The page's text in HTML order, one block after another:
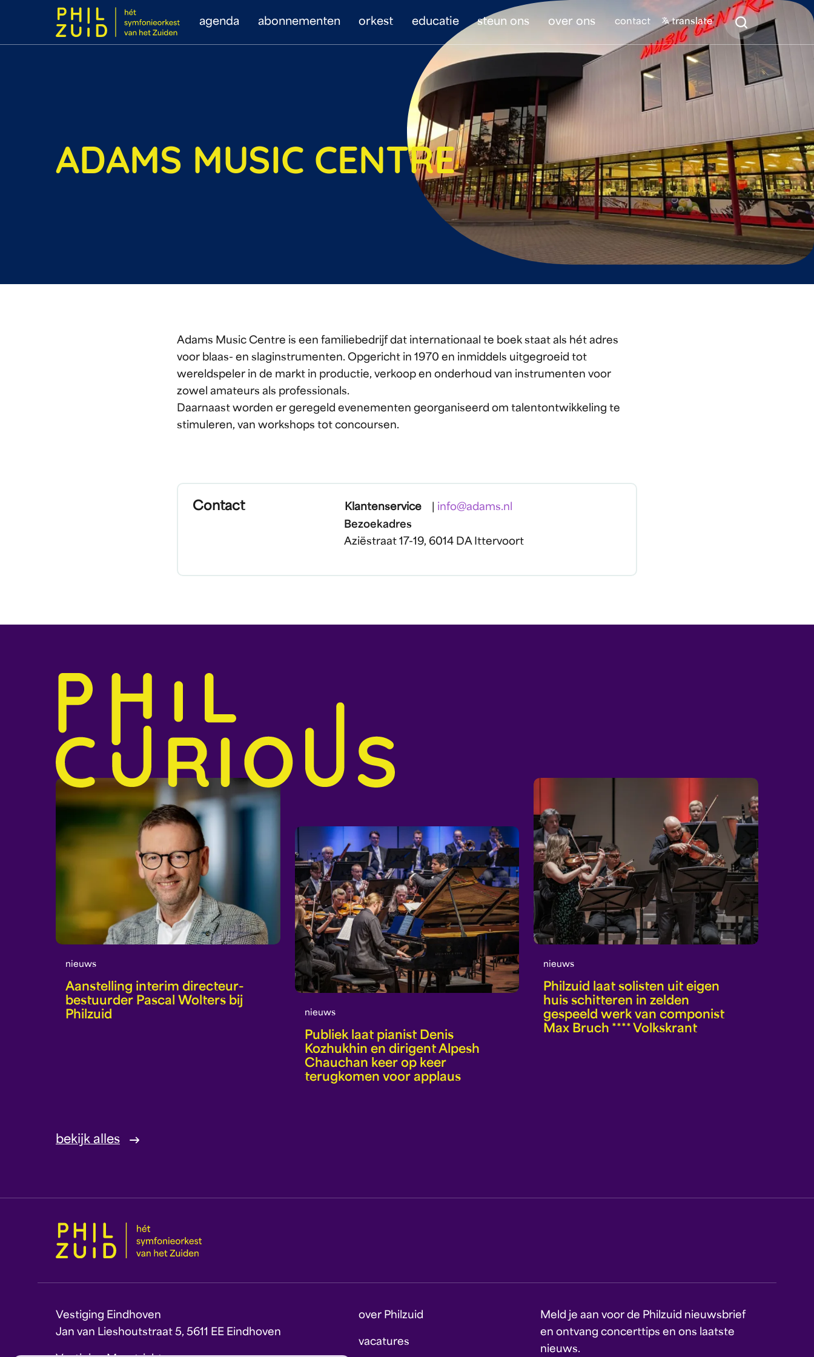
agenda abonnementen orkest educatie steun ons over ons contact translate
Zoeken
ADAMS MUSIC CENTRE
Adams Music Centre is een familiebedrijf dat internationaal te boek staat als hét adres
voor blaas- en slaginstrumenten. Opgericht in 1970 en inmiddels uitgegroeid tot
wereldspeler in de markt in productie, verkoop en onderhoud van instrumenten voor
zowel amateurs als professionals.
Daarnaast worden er geregeld evenementen georganiseerd om talentontwikkeling te
stimuleren, van workshops tot concoursen.
Contact Klantenservice
info@adams.nl
Bezoekadres
Aziëstraat 17-19, 6014 DA Ittervoort
nieuws
Aanstelling interim directeur-
bestuurder Pascal Wolters bij
Philzuid
nieuws
Publiek laat pianist Denis
Kozhukhin en dirigent Alpesh
Chauchan keer op keer
terugkomen voor applaus
nieuws
Philzuid laat solisten uit eigen
huis schitteren in zelden
gespeeld werk van componist
Max Bruch **** Volkskrant
bekijk alles
Vestiging Eindhoven
Jan van Lieshoutstraat 5, 5611 EE Eindhoven
over Philzuid
vacatures
Meld je aan voor de Philzuid nieuwsbrief
en ontvang concerttips en ons laatste
nieuws.